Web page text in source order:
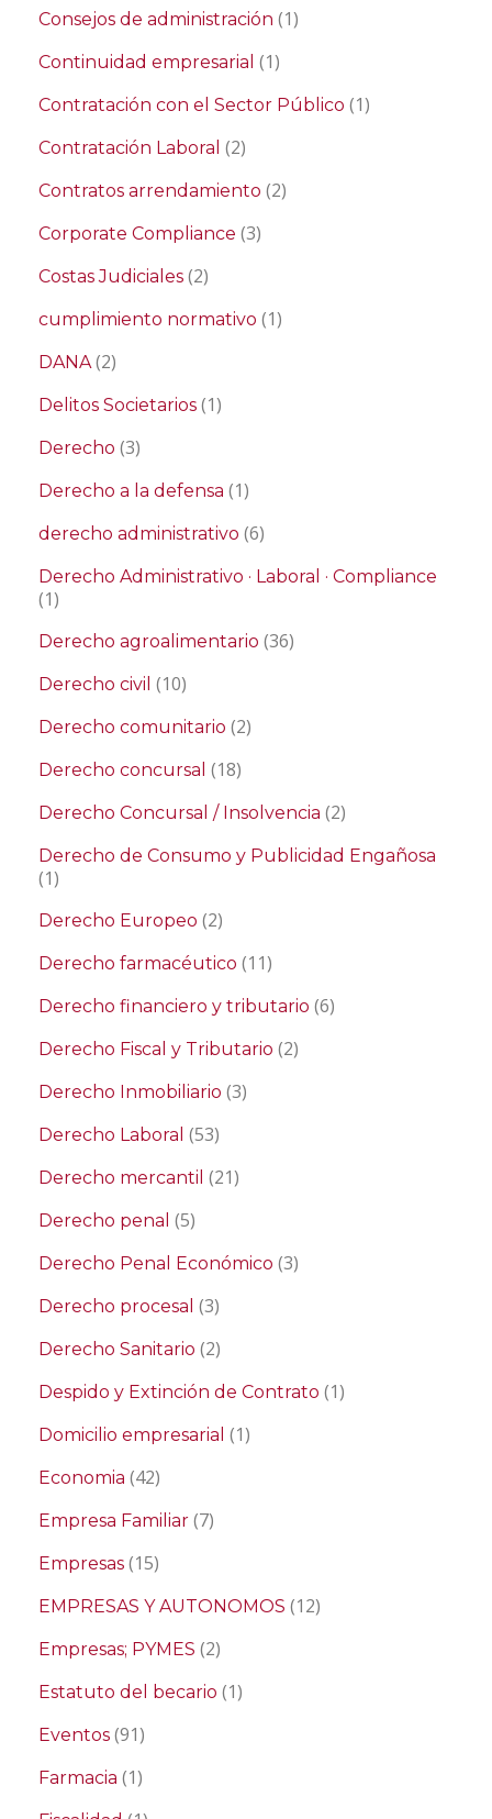
Consejos de administración (1)
Continuidad empresarial (1)
Contratación con el Sector Público (1)
Contratación Laboral (2)
Contratos arrendamiento (2)
Corporate Compliance (3)
Costas Judiciales (2)
cumplimiento normativo (1)
DANA(2)
Delitos Societarios (1)
Derecho (3)
Derecho a la defensa (1)
derecho administrativo (6)
Derecho Administrativo · Laboral · Compliance
(1)
Derecho agroalimentario (36)
Derecho civil (10)
Derecho comunitario (2)
Derecho concursal (18)
Derecho Concursal / Insolvencia (2)
Derecho de Consumo y Publicidad Engañosa
(1)
Derecho Europeo (2)
Derecho farmacéutico (11)
Derecho financiero y tributario (6)
Derecho Fiscal y Tributario (2)
Derecho Inmobiliario (3)
Derecho Laboral (53)
Derecho mercantil (21)
Derecho penal (5)
Derecho Penal Económico (3)
Derecho procesal (3)
Derecho Sanitario (2)
Despido y Extinción de Contrato (1)
Domicilio empresarial (1)
Economia (42)
Empresa Familiar (7)
Empresas (15)
EMPRESAS Y AUTONOMOS (12)
Empresas; PYMES (2)
Estatuto del becario (1)
Eventos (91)
Farmacia (1)